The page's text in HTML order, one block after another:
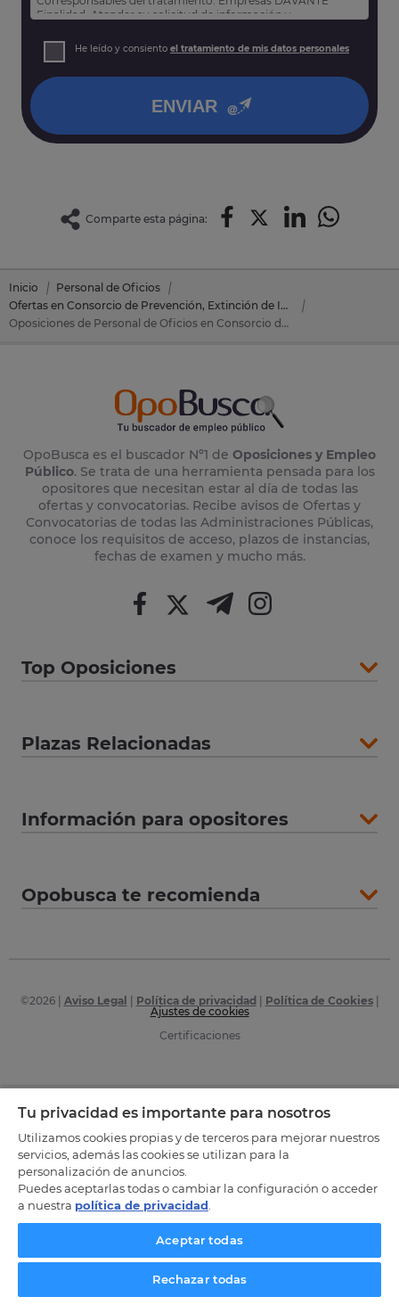
Finalidad: Atender su solicitud de información y
Derechos: Puede acceder, rectificar y suprimir sus datos,
así como otros derechos tal y como se explica en nuestra
He leído y consiento el tratamiento de mis datos personales
ENVIAR
Comparte esta página:
Inicio
Personal de Oficios
Ofertas en Consorcio de Prevención, Extinción de Incendios y Salvamento de la Isla de Tenerife
Oposiciones de Personal de Oficios en Consorcio de Prevención, Extinción de Incendios y Salvamento de la Isla de Tenerife (Tenerife)
OpoBusca es el buscador Nº1 de Oposiciones y Empleo
Público. Se trata de una herramienta pensada para los
opositores que necesitan estar al día de todas las
ofertas y convocatorias. Recibe avisos de Ofertas y
Convocatorias de todas las Administraciones Públicas,
conoce los requisitos de acceso, plazos de instancias,
fechas de examen y mucho más.
Top Oposiciones
Plazas Relacionadas
Información para opositores
Opobusca te recomienda
©2026| Aviso Legal Política de privacidad Política de Cookies|
Ajustes de cookies
Certificaciones
Tu privacidad es importante para nosotros
Utilizamos cookies propias y de terceros para mejorar nuestros
servicios, además las cookies se utilizan para la
personalización de anuncios.
Puedes aceptarlas todas o cambiar la configuración o acceder
a nuestra política de privacidad
Aceptar todas
Rechazar todas